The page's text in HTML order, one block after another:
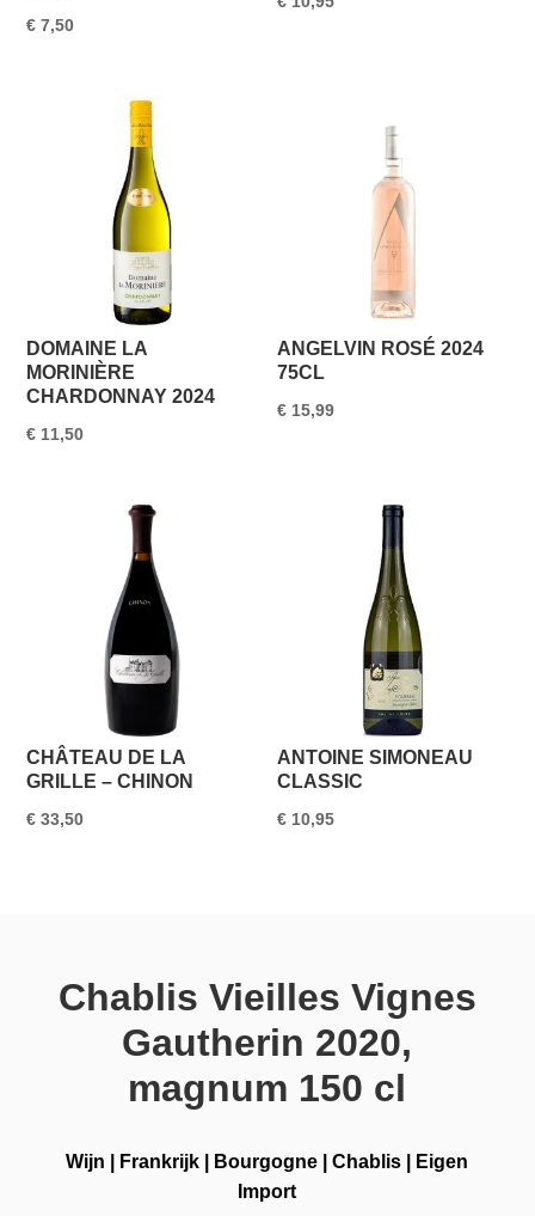
€ 7,50
DOMAINE LA
MORINIÈRE
CHARDONNAY 2024
€ 11,50
ANGELVIN ROSÉ 2024
75CL
€ 15,99
CHÂTEAU DE LA
GRILLE – CHINON
€ 33,50
ANTOINE SIMONEAU
CLASSIC
€ 10,95
Chablis Vieilles Vignes
Gautherin 2020,
magnum 150 cl
Wijn Frankrijk Bourgogne |Chablis
Eigen
Import